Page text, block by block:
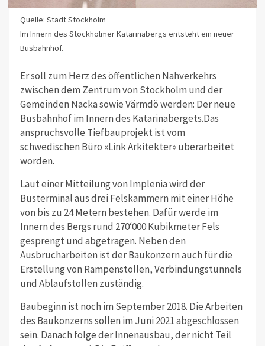
Quelle: Stadt Stockholm
Im Innern des Stockholmer Katarinabergs entsteht ein neuer
Busbahnhof.
Er soll zum Herz des öffentlichen Nahverkehrs
zwischen dem Zentrum von Stockholm und der
Gemeinden Nacka sowie Värmdö werden: Der neue
Busbahnhof im Innern des Katarinabergets.Das
anspruchsvolle Tiefbauprojekt ist vom
schwedischen Büro «Link Arkitekter» überarbeitet
worden.
Laut einer Mitteilung von Implenia wird der
Busterminal aus drei Felskammern mit einer Höhe
von bis zu 24 Metern bestehen. Dafür werde im
Innern des Bergs rund 270‘000 Kubikmeter Fels
gesprengt und abgetragen. Neben den
Ausbrucharbeiten ist der Baukonzern auch für die
Erstellung von Rampenstollen, Verbindungstunnels
und Ablaufstollen zuständig.
Baubeginn ist noch im September 2018. Die Arbeiten
des Baukonzerns sollen im Juni 2021 abgeschlossen
sein. Danach folge der Innenausbau, der nicht Teil